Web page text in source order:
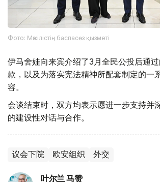
Фото: Мәжілістің баспасөз қызметі
伊马舍娃向来宾介绍了3月全民公投后通
款，以及为落实宪法精神所配套制定的一
容。
会谈结束时，双方均表示愿进一步支持并
的建设性对话与合作。
议会下院 欧安组织 外交
叶尔兰 马赞